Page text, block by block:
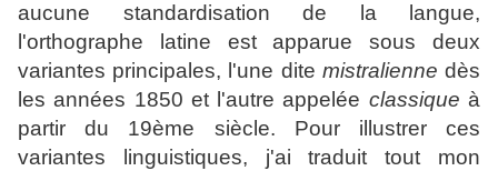
aucune standardisation de la langue,
l'orthographe latine est apparue sous deux
variantes principales, l'une dite mistralienne dès
les années 1850 et l'autre appelée classique à
partir du 19ème siècle. Pour illustrer ces
variantes linguistiques, j'ai traduit tout mon